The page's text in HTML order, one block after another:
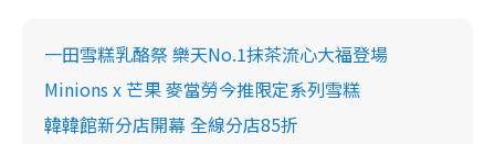
一田雪糕乳酪祭 樂天No.1抹茶流心大福登場
Minions x 芒果 麥當勞今推限定系列雪糕
韓韓館新分店開幕 全線分店85折